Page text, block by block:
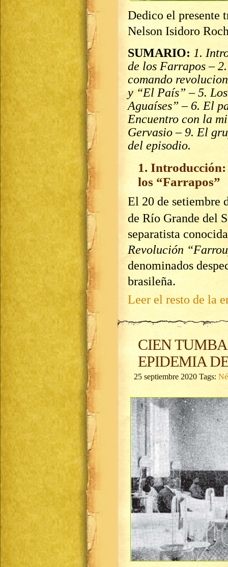
Dedico el presente
Nelson Isidoro
SUMARIO: 1.
de los Farrapos –
comando
y “El País” – 5.
Aguaíses” – 6. El
Encuentro con la
Gervasio – 9. El
del episodio.
1. Introducción:
los “Farrapos”
El 20 de setiembre
de Río Grande del
separatista
Revolución
denominados
brasileña.
Leer el resto de la
CIEN
EPIDEMIA
25 septiembre 2020 Tags: